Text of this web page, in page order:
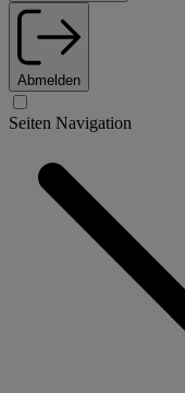
Abmelden
Seiten Navigation